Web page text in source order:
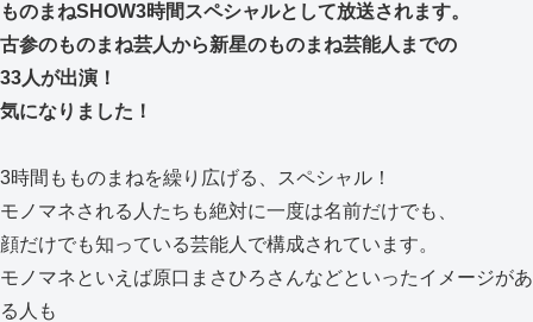
ものまねSHOW3時間スペシャルとして放送されます。
古参のものまね芸人から新星のものまね芸能人までの
33人が出演！
気になりました！
3時間もものまねを繰り広げる、スペシャル！
モノマネされる人たちも絶対に一度は名前だけでも、
顔だけでも知っている芸能人で構成されています。
モノマネといえば原口まさひろさんなどといったイメージがあ
る人も